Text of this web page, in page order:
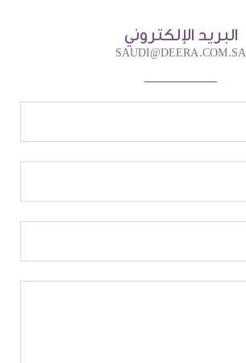
البريد الإلكتروني
SAUDI@DEERA.COM.SA